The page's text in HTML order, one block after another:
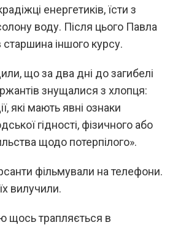
енергетиків, їсти з
воду. Після цього Павла
іншого курсу.
що за два дні до загибелі
знущалися з хлопця:
які мають явні ознаки
гідності, фізичного або
щодо потерпілого».
фільмували на телефони.
вилучили.
щось трапляється в